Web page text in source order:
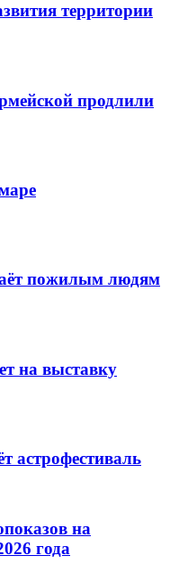
территории
продлили
пожилым людям
на выставку
астрофестиваль
на
года